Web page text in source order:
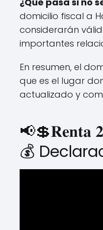
domicilio fiscal a
considerarán
importantes
En resumen, el
que es el lugar
actualizado y
📢💲𝐑𝐞𝐧𝐭𝐚
💰